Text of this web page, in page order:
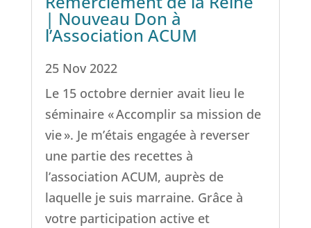
| Nouveau Don à
l’Association ACUM
25 Nov 2022
Le 15 octobre dernier avait lieu le
séminaire « Accomplir sa mission de
vie ». Je m’étais engagée à reverser
une partie des recettes à
l’association ACUM, auprès de
laquelle je suis marraine. Grâce à
votre participation active et